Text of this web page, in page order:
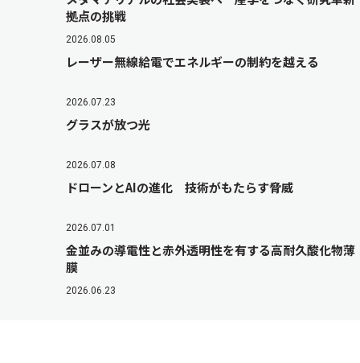
拠点の挑戦
2026.08.05
レーザー無線給電でエネルギーの制約を越える
2026.07.23
グラスが放つ光
2026.07.08
ドローンとAIの進化 技術がもたらす脅威
2026.07.01
金並みの導電性と赤外透明性を有する高耐久酸化物薄
膜
2026.06.23